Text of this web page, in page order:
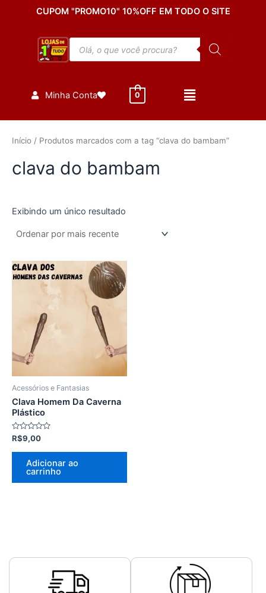
CUPOM "PROMO10" 10%OFF EM TODO O SITE
Pesquisar
produtos
Minha Conta 0
Início / Produtos marcados com a tag “clava do bambam”
clava do bambam
Exibindo um único resultado
Acessórios e Fantasias
Clava Homem Da Caverna
Plástico
Avaliação
de
R$9,00
Adicionar ao
carrinho